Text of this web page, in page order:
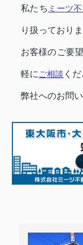
私たち ミーツ
り扱っておりま
お客様のご要
軽に ご相談 くだ
弊社へのお問